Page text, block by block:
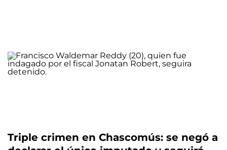
Triple crimen en Chascomús: se negó a